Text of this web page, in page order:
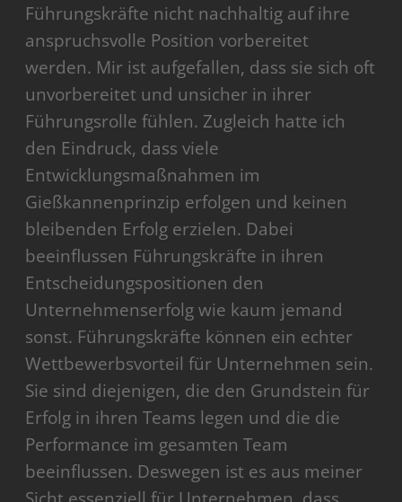
Führungskräfte nicht nachhaltig auf ihre
anspruchsvolle Position vorbereitet
werden. Mir ist aufgefallen, dass sie sich oft
unvorbereitet und unsicher in ihrer
Führungsrolle fühlen. Zugleich hatte ich
den Eindruck, dass viele
Entwicklungsmaßnahmen im
Gießkannenprinzip erfolgen und keinen
bleibenden Erfolg erzielen. Dabei
beeinflussen Führungskräfte in ihren
Entscheidungspositionen den
Unternehmenserfolg wie kaum jemand
sonst. Führungskräfte können ein echter
Wettbewerbsvorteil für Unternehmen sein.
Sie sind diejenigen, die den Grundstein für
Erfolg in ihren Teams legen und die die
Performance im gesamten Team
beeinflussen. Deswegen ist es aus meiner